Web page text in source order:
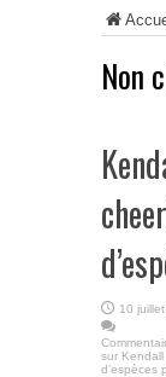
Non
10
sur
d’espèces